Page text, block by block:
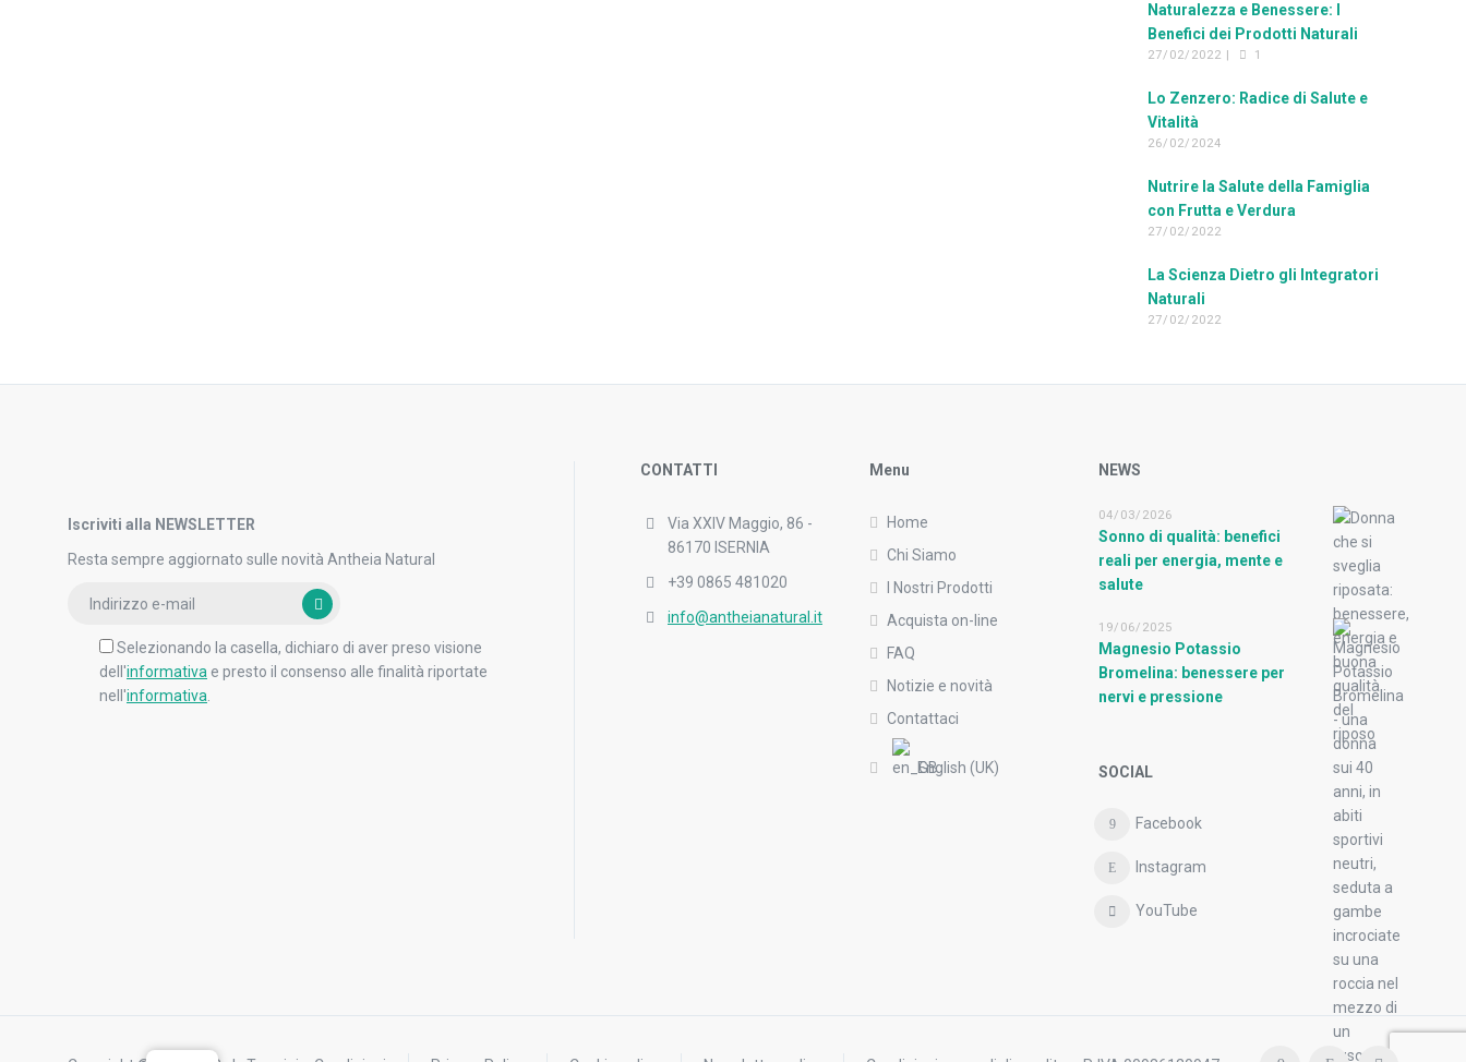
Naturalezza e Benessere: I
Benefici dei Prodotti Naturali
27/02/2022 | 1
Lo Zenzero: Radice di Salute e
Vitalità
26/02/2024
Nutrire la Salute della Famiglia
con Frutta e Verdura
27/02/2022
La Scienza Dietro gli Integratori
Naturali
27/02/2022
Iscriviti alla NEWSLETTER
Resta sempre aggiornato sulle novità Antheia Natural
Selezionando la casella, dichiaro di aver preso visione
dell'informativa e presto il consenso alle finalità riportate
nell'informativa
CONTATTI
Via XXIV Maggio, 86 -
86170 ISERNIA
+39 0865 481020
info@antheianatural.it
Menu
Home
Chi Siamo
I Nostri Prodotti
Acquista on-line
FAQ
Notizie e novità
Contattaci
English (UK)
NEWS
04/03/2026
Sonno di qualità: benefici
reali per energia, mente e
salute
19/06/2025
Magnesio Potassio
Bromelina: benessere per
nervi e pressione
SOCIAL
Facebook
Instagram
YouTube